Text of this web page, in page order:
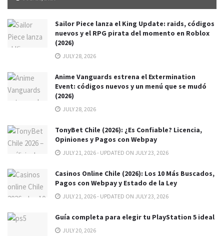
Sailor Piece lanza el King Update: raids, códigos
nuevos y el RPG pirata del momento en Roblox
(2026)
JULY 28, 2026
Anime Vanguards estrena el Extermination
Event: códigos nuevos y un menú que se mudó
(2026)
JULY 28, 2026
TonyBet Chile (2026): ¿Es Confiable? Licencia,
Opiniones y Pagos con Webpay
JULY 21, 2026 - UPDATED ON JULY 23, 2026
Casinos Online Chile (2026): Los 10 Más Buscados,
Pagos con Webpay y Estado de la Ley
JULY 21, 2026 - UPDATED ON JULY 23, 2026
Guía completa para elegir tu PlayStation 5 ideal
JULY 20, 2026